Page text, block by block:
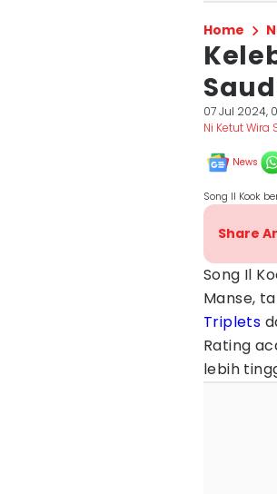
Home
07 Jul 2024,
Ni Ketut Wira
News
Song Il Kook
Share
Song Il
Manse,
Triplets
Rating
lebih